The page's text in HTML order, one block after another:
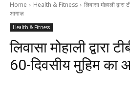
Home Health & Fitness
लिवासा मोहाली
आगाज़
Health & Fitness
लिवासा मोहाली द्वारा
60-दिवसीय मुहिम का